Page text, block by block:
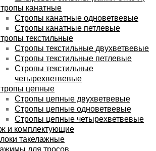
канатные
Стропы канатные одноветвевые
Стропы канатные петлевые
текстильные
Стропы текстильные двухветвевые
Стропы текстильные петлевые
Стропы текстильные
четырехветвевые
цепные
Стропы цепные двухветвевые
Стропы цепные одноветвевые
Стропы цепные четырехветвевые
и комплектующие
такелажные
для тросов